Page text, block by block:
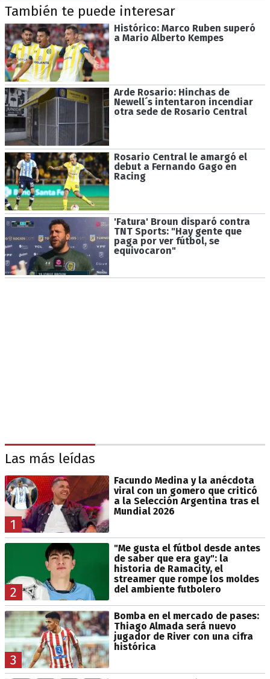
También te puede interesar
Histórico: Marco Ruben superó
a Mario Alberto Kempes
Arde Rosario: Hinchas de
Newell´s intentaron incendiar
otra sede de Rosario Central
Rosario Central le amargó el
debut a Fernando Gago en
Racing
'Fatura' Broun disparó contra
TNT Sports: "Hay gente que
paga por ver fútbol, se
equivocaron"
Las más leídas
1
Facundo Medina y la anécdota
viral con un gomero que criticó
a la Selección Argentina tras el
Mundial 2026
2
"Me gusta el fútbol desde antes
de saber que era gay": la
historia de Ramacity, el
streamer que rompe los moldes
del ambiente futbolero
3
Bomba en el mercado de pases:
Thiago Almada será nuevo
jugador de River con una cifra
histórica